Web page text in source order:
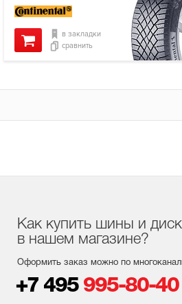
в закладки
сравнить
Как купить шины и
в нашем магазине?
Оформить заказ можно по
+7 495 995-80-40